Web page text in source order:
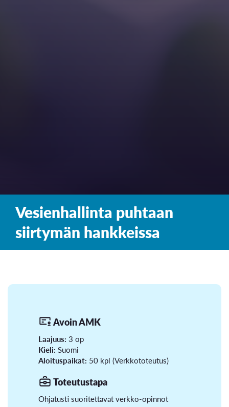
Vesienhallinta puhtaan
siirtymän hankkeissa
Avoin AMK
Laajuus: 3 op
Kieli: Suomi
Aloituspaikat: 50 kpl (Verkkototeutus)
Toteutustapa
Ohjatusti suoritettavat verkko-opinnot